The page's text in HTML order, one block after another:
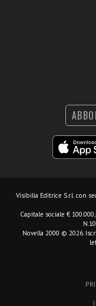
Visibilia Editrice S.r.l. con
Capitale sociale €
Novella 2000 © 2026.